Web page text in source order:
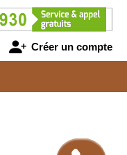
Créer un compte